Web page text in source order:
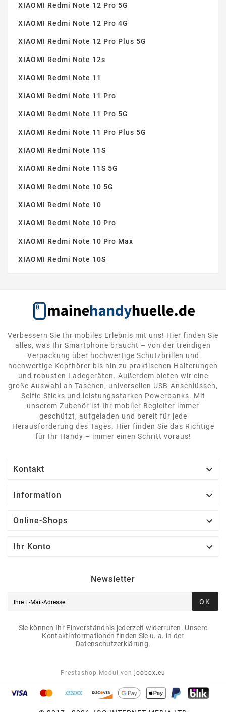
XIAOMI Redmi Note 12 Pro 5G
XIAOMI Redmi Note 12 Pro 4G
XIAOMI Redmi Note 12 Pro Plus 5G
XIAOMI Redmi Note 12s
XIAOMI Redmi Note 11
XIAOMI Redmi Note 11 Pro
XIAOMI Redmi Note 11 Pro 5G
XIAOMI Redmi Note 11 Pro Plus 5G
XIAOMI Redmi Note 11S
XIAOMI Redmi Note 11S 5G
XIAOMI Redmi Note 10 5G
XIAOMI Redmi Note 10
XIAOMI Redmi Note 10 Pro
XIAOMI Redmi Note 10 Pro Max
XIAOMI Redmi Note 10S
Verbessern Sie Ihr mobiles Erlebnis mit uns! Hier finden Sie
alles, was Ihr Smartphone braucht – von der trendigen
Verpackung über hochwertige Schutzbrillen und
hochwertige Kopfhörer bis hin zu praktischen Halterungen
und robusten Ladegeräten. Außerdem bieten wir eine
große Auswahl an Taschen, universellen USB-Anschlüssen,
Selfie-Sticks und leistungsstarken Powerbanks. Mit
unserem Zubehör ist Ihr mobiler Begleiter immer
geschützt, aufgeladen und bereit für jede
Herausforderung des Tages. Hier finden Sie das Richtige
für Ihr Handy – immer einen Schritt voraus!
Kontakt 
Information 
Online-Shops 
Ihr Konto 
Newsletter
OK
Sie können Ihr Einverständnis jederzeit widerrufen. Unsere
Kontaktinformationen finden Sie u. a. in der
Datenschutzerklärung.
Prestashop-Modul von joobox.eu